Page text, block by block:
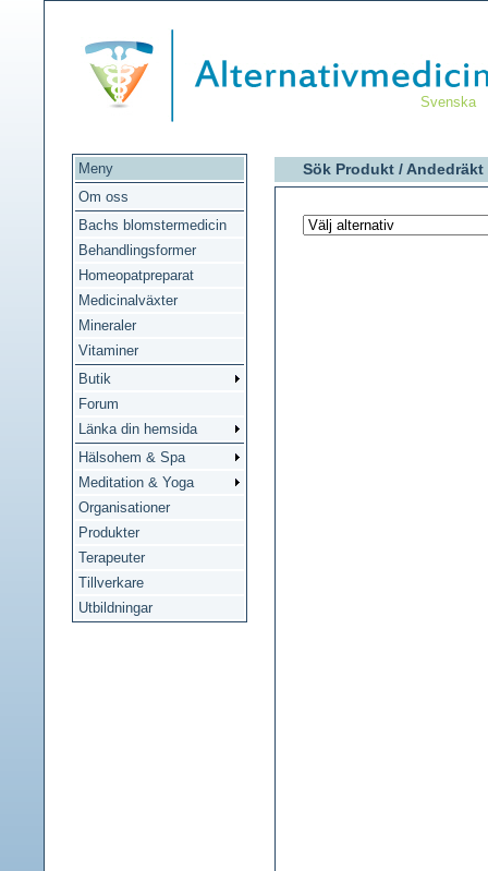
Svenska
Meny
Om oss
Bachs blomstermedicin
Behandlingsformer
Homeopatpreparat
Medicinalväxter
Mineraler
Vitaminer
Butik
Forum
Länka din hemsida
Hälsohem & Spa
Meditation & Yoga
Organisationer
Produkter
Terapeuter
Tillverkare
Utbildningar
Sök Produkt / Andedräkt